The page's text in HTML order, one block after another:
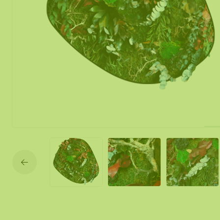
Mos spiegel
Mobiele
Moswand